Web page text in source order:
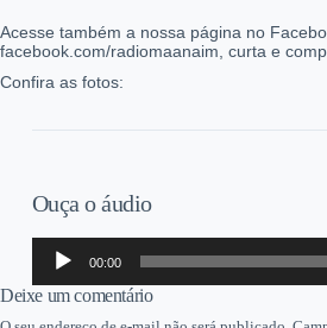
Acesse também a nossa página no
facebook.com/radiomaanaim, curta e
Confira as fotos:
Ouça o áudio
Tocador
áudio
00:00
Deixe um comentário